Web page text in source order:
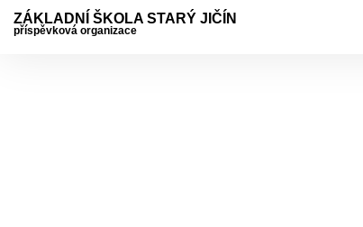
ZÁKLADNÍ ŠKOLA STARÝ JIČÍN
příspěvková organizace